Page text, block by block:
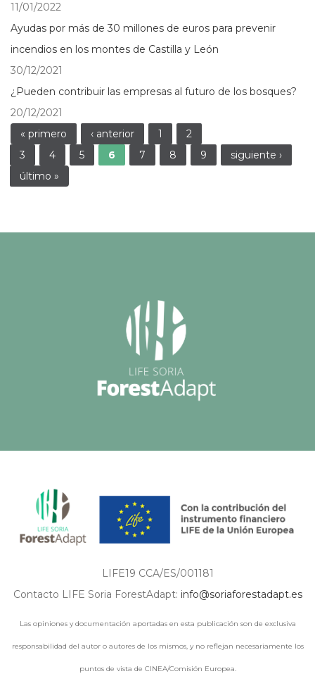
11/01/2022
Ayudas por más de 30 millones de euros para prevenir
incendios en los montes de Castilla y León
30/12/2021
¿Pueden contribuir las empresas al futuro de los bosques?
20/12/2021
Páginas
« primero ‹ anterior 1
2
3
4 5 6 7 8 9
siguiente ›
último »
LIFE19 CCA/ES/001181
Contacto LIFE Soria ForestAdapt: info@soriaforestadapt.es
Las opiniones y documentación aportadas en esta publicación son de exclusiva
responsabilidad del autor o autores de los mismos, y no reflejan necesariamente los
puntos de vista de CINEA/Comisión Europea.